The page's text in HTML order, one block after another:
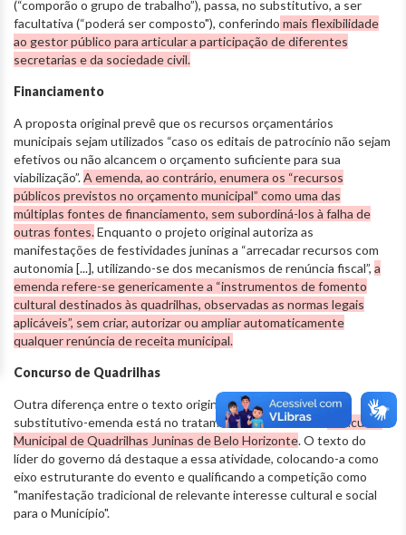
(“comporão o grupo de trabalho”), passa, no substitutivo, a ser
facultativa (“poderá ser composto"), conferindo mais flexibilidade
ao gestor público para articular a participação de diferentes
secretarias e da sociedade civil.
Financiamento
A proposta original prevê que os recursos orçamentários
municipais sejam utilizados “caso os editais de patrocínio não sejam
efetivos ou não alcancem o orçamento suficiente para sua
viabilização”.A emenda, ao contrário, enumera os “recursos
públicos previstos no orçamento municipal” como uma das
múltiplas fontes de financiamento, sem subordiná-los à falha de
outras fontes.Enquanto o projeto original autoriza as
manifestações de festividades juninas a “arrecadar recursos com
autonomia [...], utilizando-se dos mecanismos de renúncia fiscal”, a
emenda refere-se genericamente a “instrumentos de fomento
cultural destinados às quadrilhas, observadas as normas legais
aplicáveis”, sem criar, autorizar ou ampliar automaticamente
qualquer renúncia de receita municipal.
Concurso de Quadrilhas
Outra diferença entre o texto original do PL 366/2025 e o
substitutivo-emenda está no tratamento concedido ao
Concurso
Municipal de Quadrilhas Juninas de Belo Horizonte. O texto do
líder do governo dá destaque a essa atividade, colocando-a como
eixo estruturante do evento e qualificando a competição como
"manifestação tradicional de relevante interesse cultural e social
para o Município".